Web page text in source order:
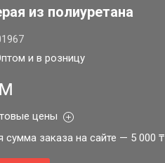
из полиуретана
и в розницу
цены
сумма заказа на сайте — 5 000 ₸